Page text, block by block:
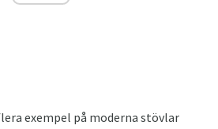
exempel på moderna stövlar